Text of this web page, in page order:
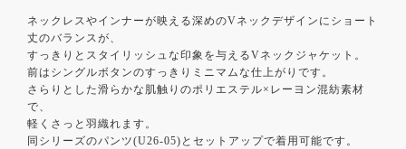
ネックレスやインナーが映える深めのVネックデザインにショート
丈のバランスが、
すっきりとスタイリッシュな印象を与えるVネックジャケット。
前はシングルボタンのすっきりミニマムな仕上がりです。
さらりとした滑らかな肌触りのポリエステル×レーヨン混紡素材
で、
軽くさっと羽織れます。
同シリーズのパンツ(U26-05)とセットアップで着用可能です。